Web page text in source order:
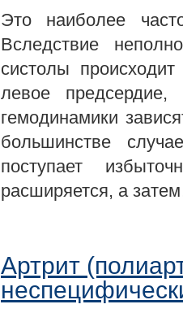
Это наиболее
Вследствие
систолы
левое
гемодинамики
большинстве
поступает
расширяется, а
Артрит